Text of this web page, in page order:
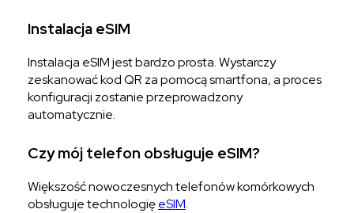
Instalacja eSIM
Instalacja eSIM jest bardzo prosta. Wystarczy
zeskanować kod QR za pomocą smartfona, a proces
konfiguracji zostanie przeprowadzony
automatycznie.
Czy mój telefon obsługuje eSIM?
Większość nowoczesnych telefonów komórkowych
obsługuje technologięeSIM.